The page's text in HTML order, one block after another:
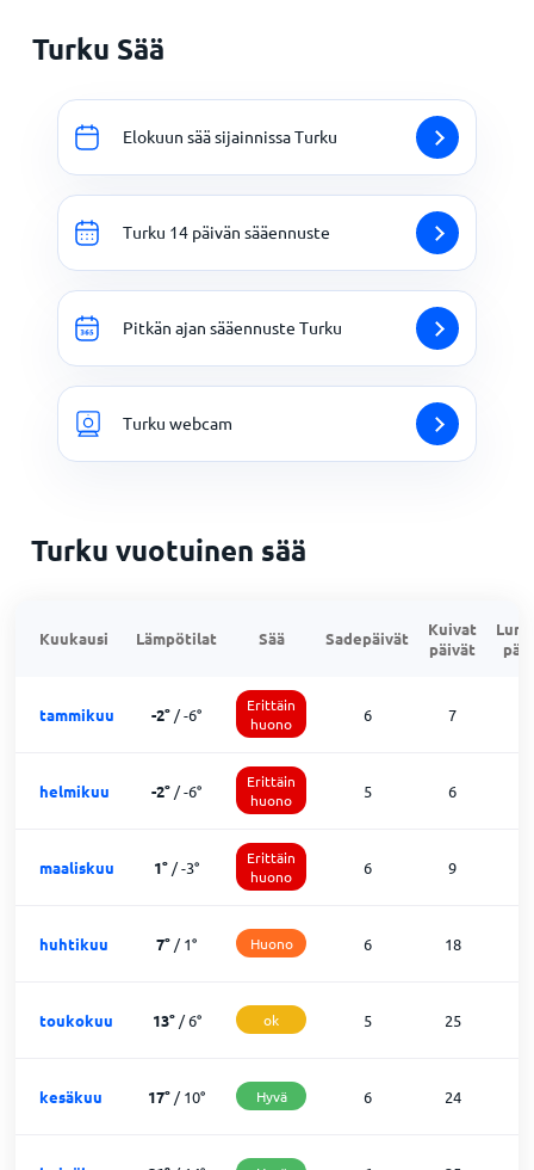
Turku Sää
Elokuun sää sijainnissa Turku
Turku 14 päivän sääennuste
Pitkän ajan sääennuste Turku
Turku webcam
Turku vuotuinen sää
Kuukausi Lämpötilat Sää Sadepäivät
Kuivat
päivät
tammikuu -2° /-6°
Erittäin
huono
6 7
helmikuu -2° /-6°
Erittäin
huono
5 6
maaliskuu 1° /-3°
Erittäin
huono
6 9
huhtikuu 7° /1° Huono 6 18
toukokuu 13°/6° ok 5 25
kesäkuu 17° /10° Hyvä 6 24